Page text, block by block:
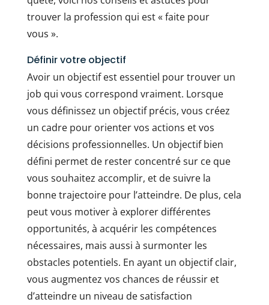
trouver la profession qui est « faite pour
vous ».
Définir votre objectif
Avoir un objectif est essentiel pour trouver un
job qui vous correspond vraiment. Lorsque
vous définissez un objectif précis, vous créez
un cadre pour orienter vos actions et vos
décisions professionnelles. Un objectif bien
défini permet de rester concentré sur ce que
vous souhaitez accomplir, et de suivre la
bonne trajectoire pour l’atteindre. De plus, cela
peut vous motiver à explorer différentes
opportunités, à acquérir les compétences
nécessaires, mais aussi à surmonter les
obstacles potentiels. En ayant un objectif clair,
vous augmentez vos chances de réussir et
d’atteindre un niveau de satisfaction